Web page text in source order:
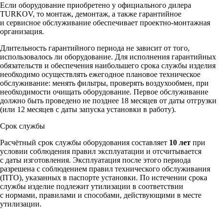
Если оборудование приобретено у официального дилера
TURKOV, то монтаж, демонтаж, а также гарантийное
и сервисное обслуживание обеспечивает проектно-монтажная
организация.
Длительность гарантийного периода не зависит от того,
использовалось ли оборудование. Для исполнения гарантийных
обязательств и обеспечения наибольшего срока службы изделия
необходимо осуществлять ежегодное плановое техническое
обслуживание: менять фильтры, проверять воздухообмен, при
необходимости очищать оборудование. Первое обслуживание
должно быть проведено не позднее 18 месяцев от даты отгрузки
(или 12 месяцев с даты запуска установки в работу).
Срок службы
Расчётный срок службы оборудования составляет 10 лет при
условии соблюдения правил эксплуатации и отсчитывается
с даты изготовления. Эксплуатация после этого периода
разрешена с соблюдением правил технического обслуживания
(ПТО), указанных в паспорте установки. По истечении срока
службы изделие подлежит утилизации в соответствии
с нормами, правилами и способами, действующими в месте
утилизации.